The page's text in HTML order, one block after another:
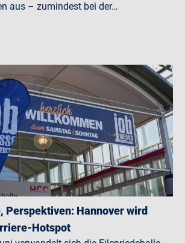
aus – zumindest bei der…
Perspektiven: Hannover wird
Hotspot